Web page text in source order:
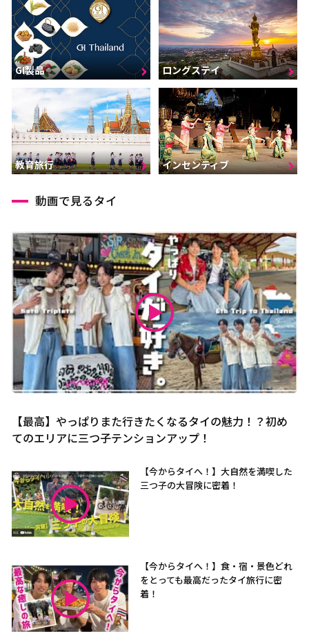
GI製品 ロングステイ
教育旅行 インセンティブ
動画で見るタイ
【最高】やっぱりまた行きたくなるタイの魅力！？初め
てのエリアに三つ子テンションアップ！
【今からタイへ！】大自然を満喫した
三つ子の大冒険に密着！
【今からタイへ！】食・宿・景色どれ
をとっても最高だったタイ旅行に密
着！